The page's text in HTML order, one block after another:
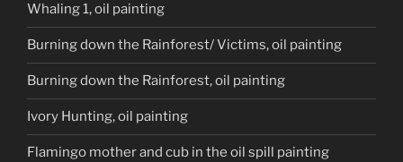
Whaling 1, oil painting
Burning down the Rainforest/ Victims, oil painting
Burning down the Rainforest, oil painting
Ivory Hunting, oil painting
Flamingo mother and cub in the oil spill painting